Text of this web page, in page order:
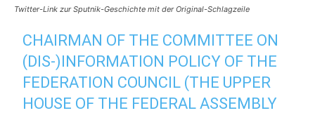
Twitter-Link zur Sputnik-Geschichte mit der Original-Schlagzeile
CHAIRMAN OF THE COMMITTEE ON
(DIS-)INFORMATION POLICY OF THE
FEDERATION COUNCIL (THE UPPER
HOUSE OF THE FEDERAL ASSEMBLY